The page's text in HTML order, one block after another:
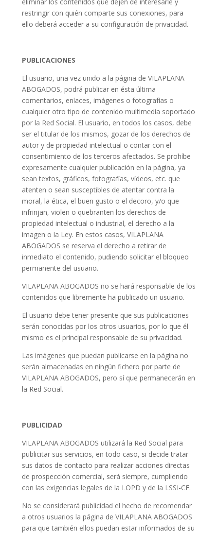
restringir con quién comparte sus conexiones, para
ello deberá acceder a su configuración de privacidad.
PUBLICACIONES
El usuario, una vez unido a la página de VILAPLANA
ABOGADOS, podrá publicar en ésta última
comentarios, enlaces, imágenes o fotografías o
cualquier otro tipo de contenido multimedia soportado
por la Red Social. El usuario, en todos los casos, debe
ser el titular de los mismos, gozar de los derechos de
autor y de propiedad intelectual o contar con el
consentimiento de los terceros afectados. Se prohíbe
expresamente cualquier publicación en la página, ya
sean textos, gráficos, fotografías, vídeos, etc. que
atenten o sean susceptibles de atentar contra la
moral, la ética, el buen gusto o el decoro, y/o que
infrinjan, violen o quebranten los derechos de
propiedad intelectual o industrial, el derecho a la
imagen o la Ley. En estos casos, VILAPLANA
ABOGADOS se reserva el derecho a retirar de
inmediato el contenido, pudiendo solicitar el bloqueo
permanente del usuario.
VILAPLANA ABOGADOS no se hará responsable de los
contenidos que libremente ha publicado un usuario.
El usuario debe tener presente que sus publicaciones
serán conocidas por los otros usuarios, por lo que él
mismo es el principal responsable de su privacidad.
Las imágenes que puedan publicarse en la página no
serán almacenadas en ningún fichero por parte de
VILAPLANA ABOGADOS, pero sí que permanecerán en
la Red Social.
PUBLICIDAD
VILAPLANA ABOGADOS utilizará la Red Social para
publicitar sus servicios, en todo caso, si decide tratar
sus datos de contacto para realizar acciones directas
de prospección comercial, será siempre, cumpliendo
con las exigencias legales de la LOPD y de la LSSI-CE.
No se considerará publicidad el hecho de recomendar
a otros usuarios la página de VILAPLANA ABOGADOS
para que también ellos puedan estar informados de su